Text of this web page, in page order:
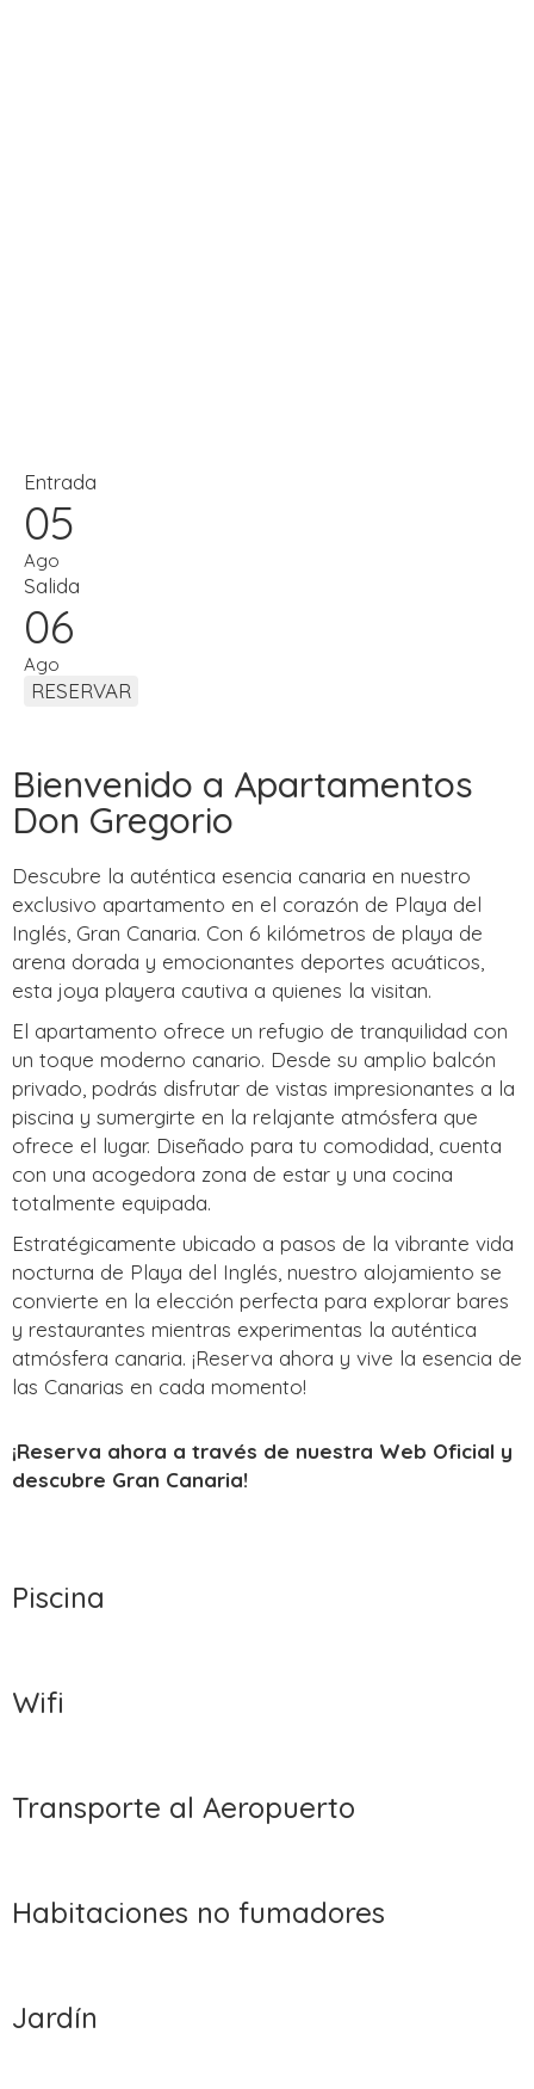
Entrada
05
Ago
Salida
06
Ago
Bienvenido a Apartamentos
Don Gregorio
Descubre la auténtica esencia canaria en nuestro
exclusivo apartamento en el corazón de Playa del
Inglés, Gran Canaria. Con 6 kilómetros de playa de
arena dorada y emocionantes deportes acuáticos,
esta joya playera cautiva a quienes la visitan.
El apartamento ofrece un refugio de tranquilidad con
un toque moderno canario. Desde su amplio balcón
privado, podrás disfrutar de vistas impresionantes a la
piscina y sumergirte en la relajante atmósfera que
ofrece el lugar. Diseñado para tu comodidad, cuenta
con una acogedora zona de estar y una cocina
totalmente equipada.
Estratégicamente ubicado a pasos de la vibrante vida
nocturna de Playa del Inglés, nuestro alojamiento se
convierte en la elección perfecta para explorar bares
y restaurantes mientras experimentas la auténtica
atmósfera canaria. ¡Reserva ahora y vive la esencia de
las Canarias en cada momento!
¡Reserva ahora a través de nuestra Web Oficial y
descubre Gran Canaria!
Piscina
Wifi
Transporte al Aeropuerto
Habitaciones no fumadores
Jardín